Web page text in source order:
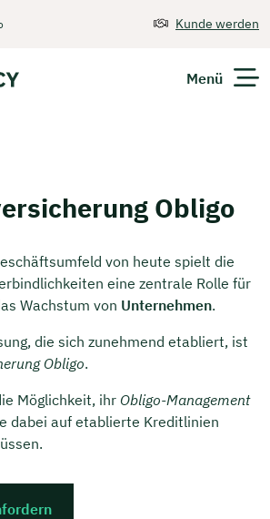
Kunde werden
Menü
Obligo
von heute spielt die
eine zentrale Rolle für
Wachstum von Unternehmen.
die sich zunehmend etabliert, ist
Obligo.
Möglichkeit, ihr Obligo-Management
dabei auf etablierte Kreditlinien